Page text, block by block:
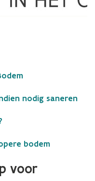
nodig saneren
bodem
voor